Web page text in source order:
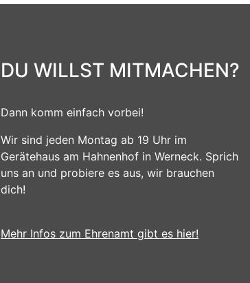
DU WILLST MITMACHEN?
Dann komm einfach vorbei!
Wir sind jeden Montag ab 19 Uhr im
Gerätehaus am Hahnenhof in Werneck. Sprich
uns an und probiere es aus, wir brauchen
dich!
Mehr Infos zum Ehrenamt gibt es hier!